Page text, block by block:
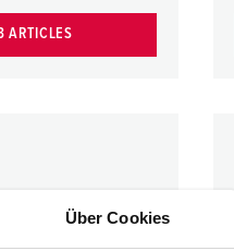
Über Cookies
ARTICLES